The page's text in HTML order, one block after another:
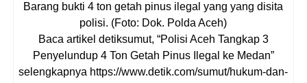
Barang bukti 4 ton getah pinus ilegal yang yang disita
polisi. (Foto: Dok. Polda Aceh)
Baca artikel detiksumut, “Polisi Aceh Tangkap 3
Penyelundup 4 Ton Getah Pinus Ilegal ke Medan”
selengkapnya https://www.detik.com/sumut/hukum-dan-